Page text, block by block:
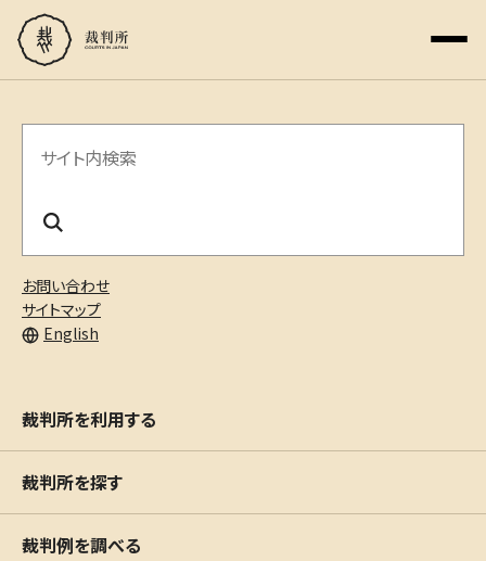
お問い合わせ
サイトマップ
English
サ
内
検
索
裁判所を利用する
裁判所を探す
裁判例を調べる